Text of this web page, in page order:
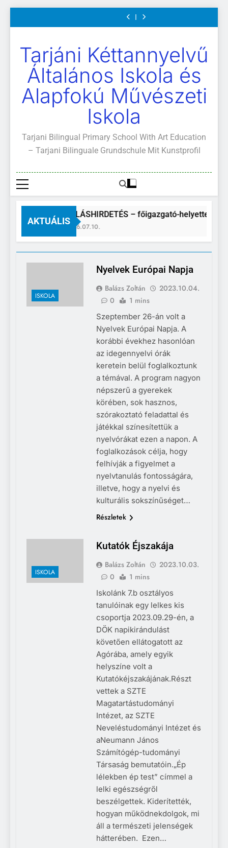
a
Világunk!
2026.
04-
rendje
ajánlott
olvasmányok
Világunk!
2026.
május
04-
rendje
és
olvasmányok
Mi
Tarjáni Kéttannyelvű
Általános Iskola és
Alapfokú Művészeti
Iskola
Tarjani Bilingual Primary School With Art Education
– Tarjani Bilinguale Grundschule Mit Kunstprofil
AKTUÁLIS
ÁLLÁSHIRDETÉS – főigazgató-helyettes
2026.07.10.
ISKOLA
Nyelvek Európai Napja
Balázs Zoltán
2023.10.04.
0
1 mins
Szeptember 26-án volt a
Nyelvek Európai Napja. A
korábbi évekhez hasonlóan
az idegennyelvi órák
keretein belül foglalkoztunk
a témával. A program nagyon
népszerű a gyerekek
körében, sok hasznos,
szórakoztató feladattal és
játékkal színesítettük a
nyelvórákat ezen a napon. A
foglalkozások célja, hogy
felhívják a figyelmet a
nyelvtanulás fontosságára,
illetve, hogy a nyelvi és
kulturális sokszínűséget…
Részletek
ISKOLA
Kutatók Éjszakája
Balázs Zoltán
2023.10.03.
0
1 mins
Iskolánk 7.b osztályos
tanulóinak egy lelkes kis
csoportja 2023.09.29-én, a
DÖK napikirándulást
követően ellátogatott az
Agórába, amely egyik
helyszíne volt a
Kutatókéjszakájának.Részt
vettek a SZTE
Magatartástudományi
Intézet, az SZTE
Neveléstudományi Intézet és
aNeumann János
Számítógép-tudományi
Társaság bemutatóin.„Ép
lélekben ép test” címmel a
lelki egészségről
beszélgettek. Kiderítették,
hogyan működnekdolgok, mi
áll a természeti jelenségek
hátterében. Ezen…